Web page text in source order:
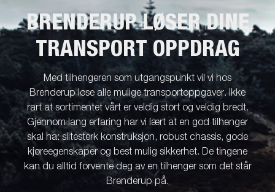
BRENDERUP LØSER DINE
TRANSPORT OPPDRAG
Med tilhengeren som utgangspunkt vil vi hos
Brenderup løse alle mulige transportoppgaver. Ikke
rart at sortimentet vårt er veldig stort og veldig bredt.
Gjennom lang erfaring har vi lært at en god tilhenger
skal ha: slitesterk konstruksjon, robust chassis, gode
kjøreegenskaper og best mulig sikkerhet. De tingene
kan du alltid forvente deg av en tilhenger som det står
Brenderup på.